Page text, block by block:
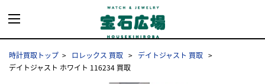
時計買取トップ ロレックス 買取
デイトジャスト 買取
デイトジャスト ホワイト 116234 買取